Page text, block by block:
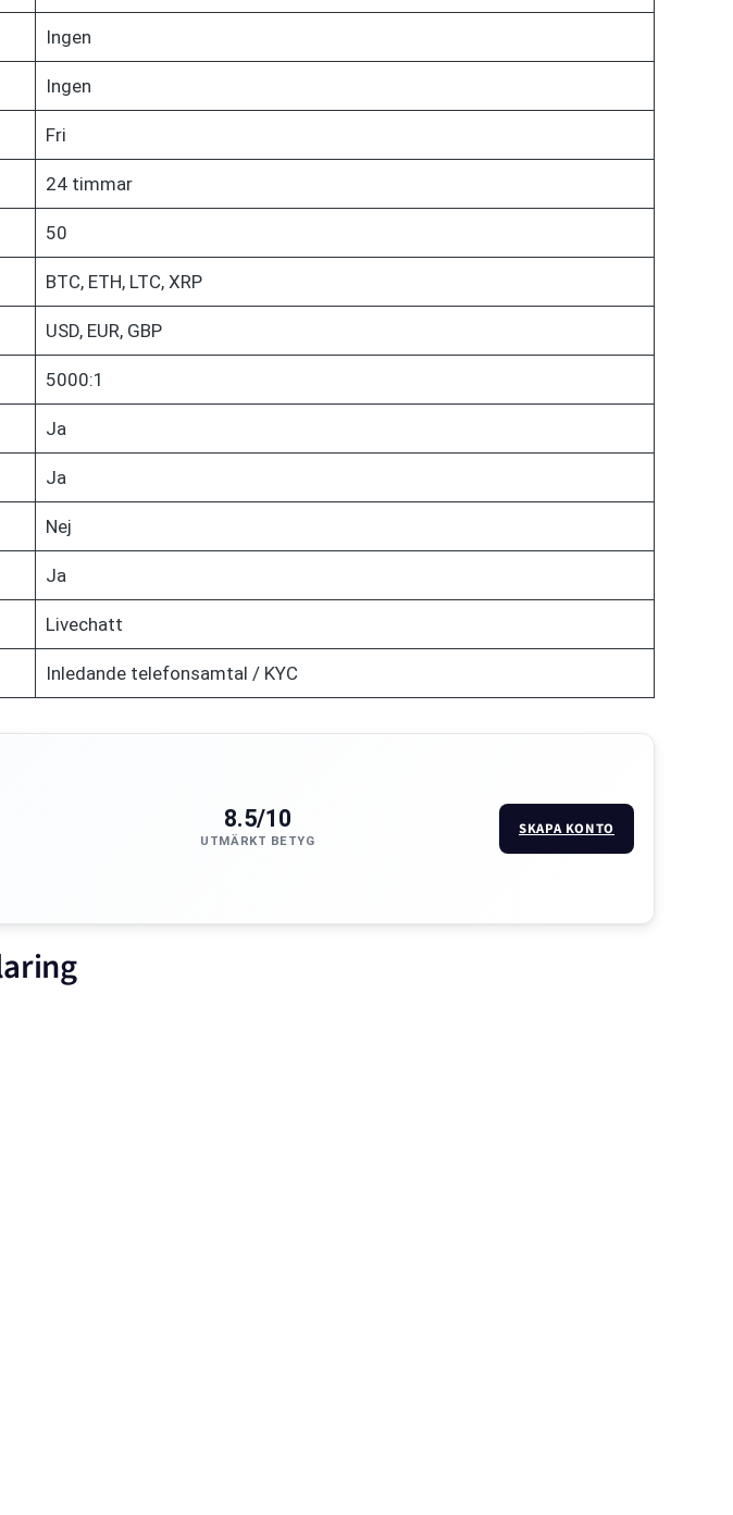
Ingen
Ingen
Fri
24 timmar
50
BTC, ETH, LTC, XRP
USD, EUR, GBP
5000:1
Ja
Ja
Nej
Ja
Livechatt
Inledande telefonsamtal / KYC
8.5/10
UTMÄRKT BETYG
SKAPA KONTO